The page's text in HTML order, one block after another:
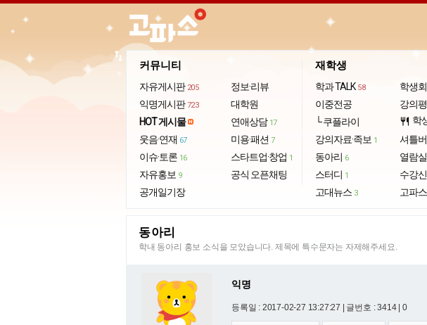
커뮤니티
자유게시판 205
익명게시판 723
HOT 게시물
웃음·연재 67
이슈·토론 16
자유홍보 9
공개일기장
정보·리뷰
대학원
연애상담 17
미용·패션 7
스타트업·창업 1
공식 오픈채팅
재학생
학과 TALK 58
이중전공
└ 쿠플라이
강의자료·족보 1
동아리 6
스터디 1
고대뉴스 3
학생회
강의
restaurant 학
셔틀
열람
수강
고파
import_export
동아리
학내 동아리 홍보 소식을 모았습니다. 제목에 특수문자는 자제해주세요.
익명
등록일 : 2017-02-27 13:27:27 | 글번호 : 3414 | 0